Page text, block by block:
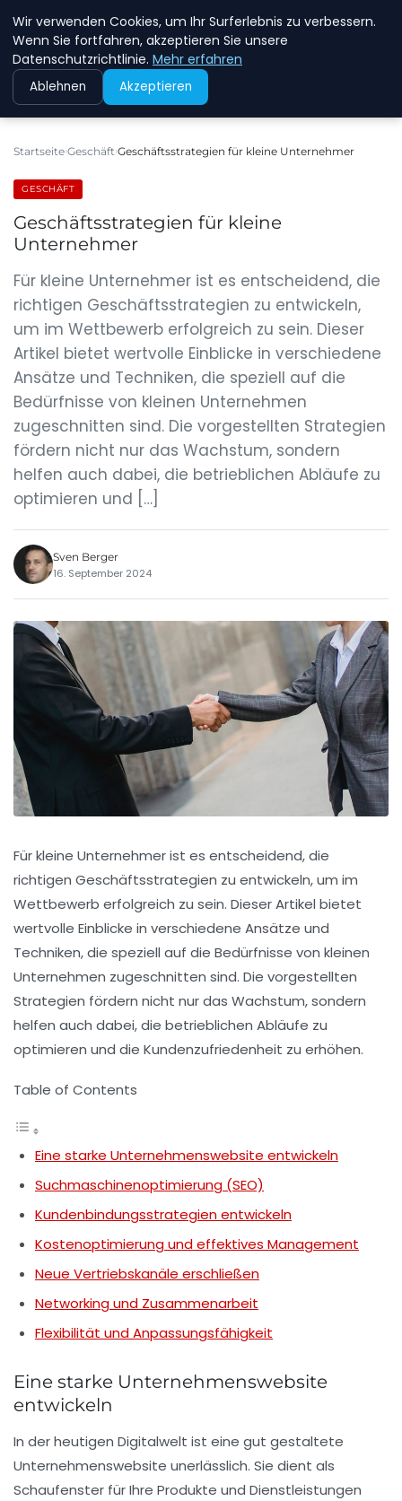
NEW ENERGY JOBS
Startseite Geschäft Geschäftsstrategien für kleine Unternehmer
GESCHÄFT
Geschäftsstrategien für kleine
Unternehmer
Für kleine Unternehmer ist es entscheidend, die
richtigen Geschäftsstrategien zu entwickeln,
um im Wettbewerb erfolgreich zu sein. Dieser
Artikel bietet wertvolle Einblicke in verschiedene
Ansätze und Techniken, die speziell auf die
Bedürfnisse von kleinen Unternehmen
zugeschnitten sind. Die vorgestellten Strategien
fördern nicht nur das Wachstum, sondern
helfen auch dabei, die betrieblichen Abläufe zu
optimieren und […]
Sven Berger
16. September 2024
Für kleine Unternehmer ist es entscheidend, die
richtigen Geschäftsstrategien zu entwickeln, um im
Wettbewerb erfolgreich zu sein. Dieser Artikel bietet
wertvolle Einblicke in verschiedene Ansätze und
Techniken, die speziell auf die Bedürfnisse von kleinen
Unternehmen zugeschnitten sind. Die vorgestellten
Strategien fördern nicht nur das Wachstum, sondern
helfen auch dabei, die betrieblichen Abläufe zu
optimieren und die Kundenzufriedenheit zu erhöhen.
Table of Contents
Eine starke Unternehmenswebsite entwickeln
Suchmaschinenoptimierung (SEO)
Kundenbindungsstrategien entwickeln
Kostenoptimierung und effektives Management
Neue Vertriebskanäle erschließen
Networking und Zusammenarbeit
Flexibilität und Anpassungsfähigkeit
Eine starke Unternehmenswebsite
entwickeln
In der heutigen Digitalwelt ist eine gut gestaltete
Unternehmenswebsite unerlässlich. Sie dient als
Schaufenster für Ihre Produkte und Dienstleistungen
Wir verwenden Cookies, um Ihr Surferlebnis zu verbessern.
Wenn Sie fortfahren, akzeptieren Sie unsere
Datenschutzrichtlinie. Mehr erfahren
Ablehnen Akzeptieren